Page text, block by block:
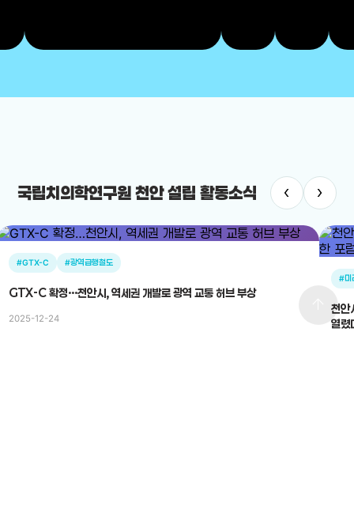
국립치의학연구원 천안 설립 활동소식 ‹ ›
#GTX-C #광역급행철도
GTX-C 확정…천안시, 역세권 개발로 광역 교통 허브 부상
2025-12-24
#미
천안시
열렸